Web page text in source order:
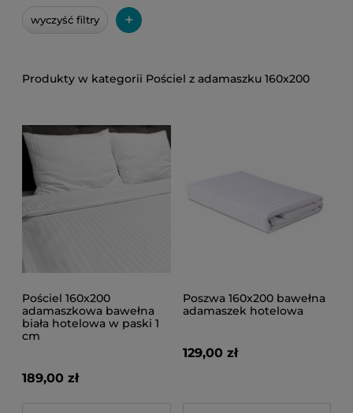
wyczyść filtry +
Pościel z adamaszku 160x200
Pościel 160x200
adamaszkowa bawełna
biała hotelowa w paski 1
cm
189,00 zł
Poszwa 160x200 bawełna
adamaszek hotelowa
129,00 zł